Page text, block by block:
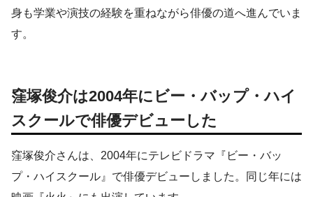
身も学業や演技の経験を重ねながら俳優の道へ進んでいま
す。
窪塚俊介は2004年にビー・バップ・ハイ
スクールで俳優デビューした
窪塚俊介さんは、2004年にテレビドラマ『ビー・バッ
プ・ハイスクール』で俳優デビューしました。同じ年には